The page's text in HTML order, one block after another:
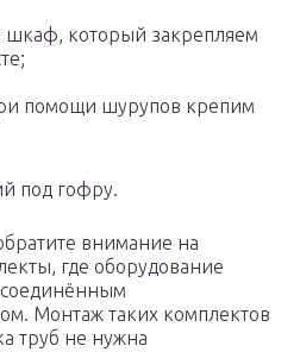
который закрепляем
помощи шурупов крепим
под гофру.
внимание на
где оборудование
Монтаж таких комплектов
труб не нужна